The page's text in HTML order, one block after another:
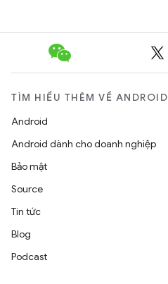
TÌM HIỂU THÊM VỀ ANDROID
Android
Android dành cho doanh nghiệp
Bảo mật
Source
Tin tức
Blog
Podcast